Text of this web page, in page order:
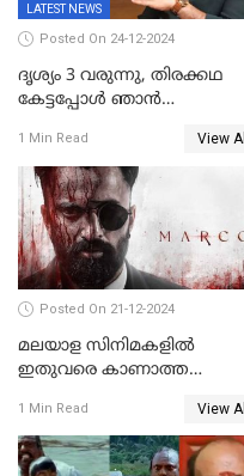
LATEST NEWS
Posted On 24-12-2024
ദൃശ്യം 3 വരുന്നു, തിരക്കഥ
കേട്ടപ്പോള്‍ ഞാന്‍
സ്ഥിരീകരിച്ച് മോഹൻലാൽ
1 Min Read View All
Posted On 21-12-2024
മലയാള സിനിമകളിൽ
ഇതുവരെ കാണാത്ത
മുകുന്ദൻ ചിത്രം മാർക്കോ
1 Min Read View All